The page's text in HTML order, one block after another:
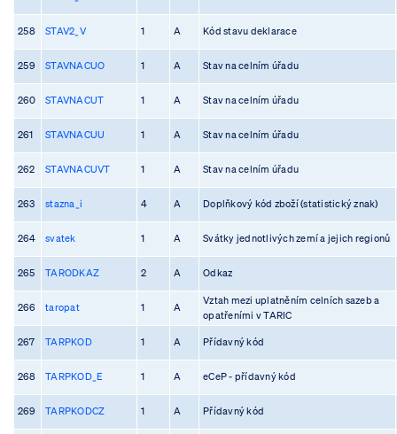
258 STAV2_V 1 A Kód stavu deklarace
259 STAVNACUO 1 A Stav na celním úřadu
260 STAVNACUT 1 A Stav na celním úřadu
261 STAVNACUU 1 A Stav na celním úřadu
262 STAVNACUVT 1 A Stav na celním úřadu
263 stazna_i 4 A Doplňkový kód zboží (statistický znak)
264 svatek 1 A Svátky jednotlivých zemí a jejich regionů
265 TARODKAZ 2 A Odkaz
266 taropat 1 A
Vztah mezi uplatněním celních sazeb a
opatřeními v TARIC
267 TARPKOD 1 A Přídavný kód
268 TARPKOD_E 1 A eCeP - přídavný kód
269 TARPKODCZ 1 A Přídavný kód